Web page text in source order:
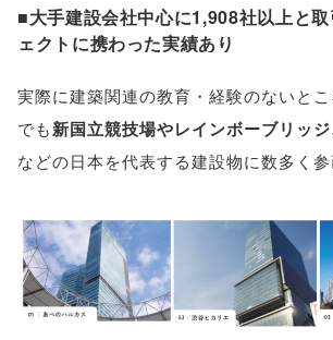
■大手建設会社中心に1,908社以上と
ェクトに携わった実績あり
実際に建築関連の教育・経験のないと
でも新国立競技場やレインボーブリッジ
などの日本を代表する建設物に数多く